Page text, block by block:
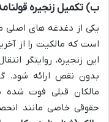
ب) تکمیل زنجیره
یکی از دغدغه های اصلی
است که مالکیت را از
این زنجیره، روایتگر
بدون نقص ارائه شود.
مالکان قبلی فوت شده
حقوقی خاصی مانند